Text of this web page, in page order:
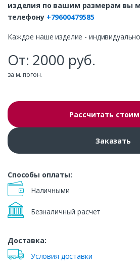
изделия по вашим размерам вы
телефону +79600479585
Каждое наше изделие -
От: 2000 руб.
за м. погон.
Рассчитать
Заказать
Способы оплаты:
Наличными
Безналичный расчет
Доставка:
Условия доставки